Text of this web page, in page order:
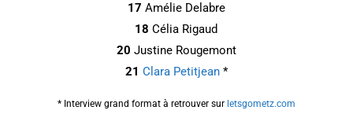
17 Amélie Delabre
18 Célia Rigaud
20 Justine Rougemont
21 Clara Petitjean*
* Interview grand format à retrouver sur letsgometz.com